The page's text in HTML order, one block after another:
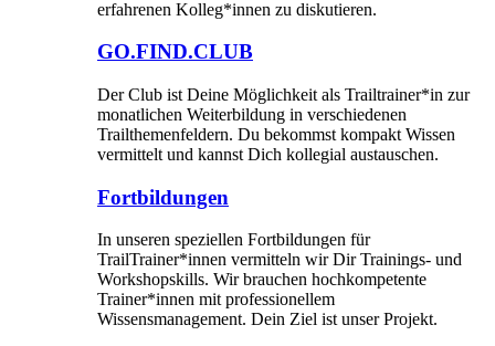
erfahrenen Kolleg*innen zu diskutieren.
GO.FIND.CLUB
Der Club ist Deine Möglichkeit als Trailtrainer*in zur
monatlichen Weiterbildung in verschiedenen
Trailthemenfeldern. Du bekommst kompakt Wissen
vermittelt und kannst Dich kollegial austauschen.
Fortbildungen
In unseren speziellen Fortbildungen für
TrailTrainer*innen vermitteln wir Dir Trainings- und
Workshopskills. Wir brauchen hochkompetente
Trainer*innen mit professionellem
Wissensmanagement. Dein Ziel ist unser Projekt.